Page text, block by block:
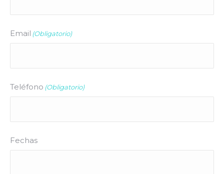
Email (Obligatorio)
Teléfono (Obligatorio)
Fechas